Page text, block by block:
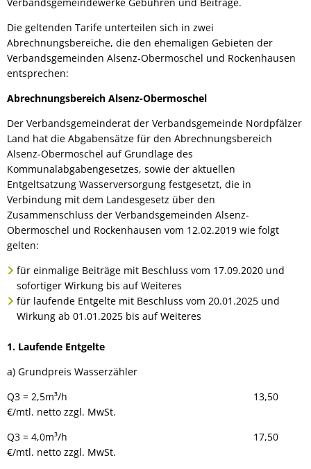
Die geltenden Tarife unterteilen sich in zwei
Abrechnungsbereiche, die den ehemaligen Gebieten der
Verbandsgemeinden Alsenz-Obermoschel und Rockenhausen
entsprechen:
Abrechnungsbereich Alsenz-Obermoschel
Der Verbandsgemeinderat der Verbandsgemeinde Nordpfälzer
Land hat die Abgabensätze für den Abrechnungsbereich
Alsenz-Obermoschel auf Grundlage des
Kommunalabgabengesetzes, sowie der aktuellen
Entgeltsatzung Wasserversorgung festgesetzt, die in
Verbindung mit dem Landesgesetz über den
Zusammenschluss der Verbandsgemeinden Alsenz-
Obermoschel und Rockenhausen vom 12.02.2019 wie folgt
gelten:
für einmalige Beiträge mit Beschluss vom 17.09.2020 und
sofortiger Wirkung bis auf Weiteres
für laufende Entgelte mit Beschluss vom 20.01.2025 und
Wirkung ab 01.01.2025 bis auf Weiteres
1. Laufende Entgelte
a) Grundpreis Wasserzähler
Q3 = 2,5m³/h 13,50
€/mtl. netto zzgl. MwSt.
Q3 = 4,0m³/h 17,50
€/mtl. netto zzgl. MwSt.